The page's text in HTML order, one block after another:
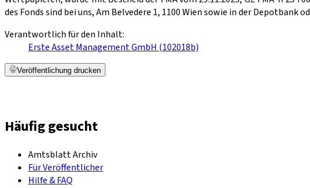
des Fonds sind bei uns, Am Belvedere 1, 1100 Wien sowie in der Depotbank
Verantwortlich für den Inhalt:
Erste Asset Management GmbH (102018b)
Veröffentlichung drucken
Häufig gesucht
Amtsblatt Archiv
Für Veröffentlicher
Hilfe & FAQ